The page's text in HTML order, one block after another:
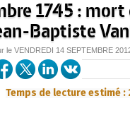
1745 :
Baptiste
le VENDREDI 14 SEPTEMBRE
Temps de lecture estimé :